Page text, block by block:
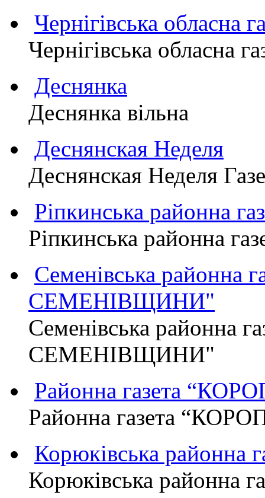
Чернігівська обласна
Чернігівська обласна
Деснянка
Деснянка вільна
Деснянская Неделя
Деснянская Неделя
Ріпкинська районна
Ріпкинська районна
Семенівська районна
СЕМЕНІВЩИНИ"
Семенівська районна
СЕМЕНІВЩИНИ"
Районна газета
Районна газета
Корюківська районна
Корюківська районна